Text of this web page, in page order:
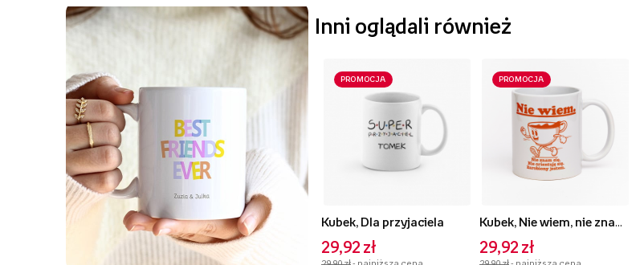
Inni oglądali również
PROMOCJA
Kubek, Dla przyjaciela
29,92 zł
PROMOCJA
29,92 zł